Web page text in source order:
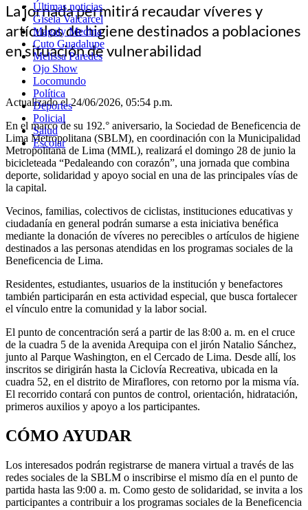
Últimas noticias
Gisela Valcarcel
Magaly Medina
Cuto Guadalupe
Melissa Paredes
Ojo Show
Locomundo
Política
Deportes
Policial
Salud
Escolar
La jornada permitirá recaudar víveres y
artículos de higiene destinados a poblaciones
en situación de vulnerabilidad
Actualizado el 24/06/2026, 05:54 p.m.
En el marco de su 192.° aniversario, la Sociedad de Beneficencia de
Lima Metropolitana (SBLM), en coordinación con la Municipalidad
Metropolitana de Lima (MML), realizará el domingo 28 de junio la
bicicleteada “Pedaleando con corazón”, una jornada que combina
deporte, solidaridad y apoyo social en una de las principales vías de
la capital.
Vecinos, familias, colectivos de ciclistas, instituciones educativas y
ciudadanía en general podrán sumarse a esta iniciativa benéfica
mediante la donación de víveres no perecibles o artículos de higiene
destinados a las personas atendidas en los programas sociales de la
Beneficencia de Lima.
Residentes, estudiantes, usuarios de la institución y benefactores
también participarán en esta actividad especial, que busca fortalecer
el vínculo entre la comunidad y la labor social.
El punto de concentración será a partir de las 8:00 a. m. en el cruce
de la cuadra 5 de la avenida Arequipa con el jirón Natalio Sánchez,
junto al Parque Washington, en el Cercado de Lima. Desde allí, los
inscritos se dirigirán hasta la Ciclovía Recreativa, ubicada en la
cuadra 52, en el distrito de Miraflores, con retorno por la misma vía.
El recorrido contará con puntos de control, orientación, hidratación,
primeros auxilios y apoyo a los participantes.
CÓMO AYUDAR
Los interesados podrán registrarse de manera virtual a través de las
redes sociales de la SBLM o inscribirse el mismo día en el punto de
partida hasta las 9:00 a. m. Como gesto de solidaridad, se invita a los
participantes a contribuir a los programas sociales de la Beneficencia